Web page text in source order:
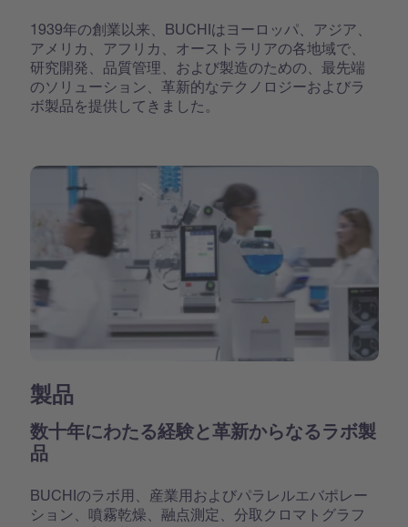
1939年の創業以来、BUCHIはヨーロッパ、アジア、
アメリカ、アフリカ、オーストラリアの各地域で、
研究開発、品質管理、および製造のための、最先端
のソリューション、革新的なテクノロジーおよびラ
ボ製品を提供してきました。
製品
数十年にわたる経験と革新からなるラボ製
品
BUCHIのラボ用、産業用およびパラレルエバポレー
ション、噴霧乾燥、融点測定、分取クロマトグラフ